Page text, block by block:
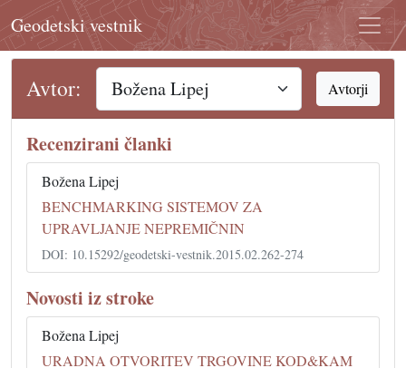
Geodetski vestnik
Avtor: Avtorji
Recenzirani članki
Božena Lipej
BENCHMARKING SISTEMOV ZA
UPRAVLJANJE NEPREMIČNIN
DOI: 10.15292/geodetski-vestnik.2015.02.262-274
Novosti iz stroke
Božena Lipej
URADNA OTVORITEV TRGOVINE KOD&KAM